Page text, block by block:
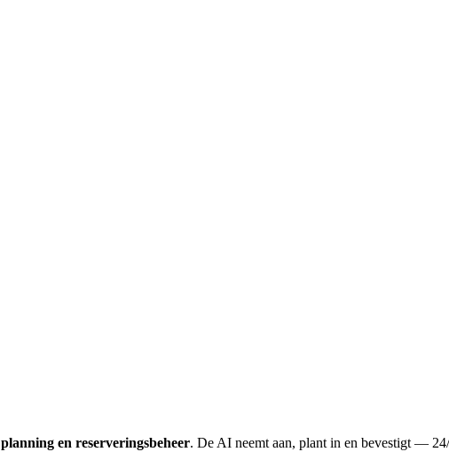
planning en reserveringsbeheer. De AI neemt aan, plant in en bevestigt —